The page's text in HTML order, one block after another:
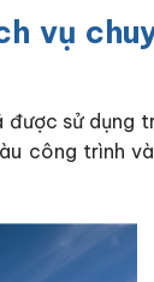
vụ
sử dụng
công trình